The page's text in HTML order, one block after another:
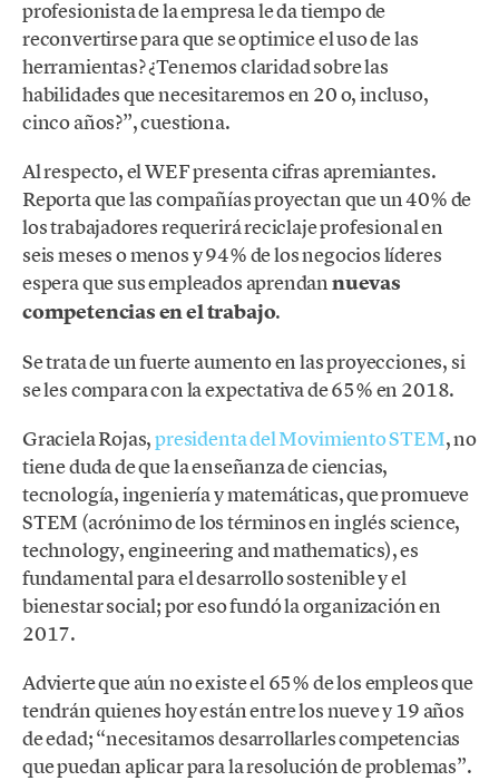
profesionista de la empresa le da tiempo de
reconvertirse para que se optimice el uso de las
herramientas? ¿Tenemos claridad sobre las
habilidades que necesitaremos en 20 o, incluso,
cinco años?”, cuestiona.
Al respecto, el WEF presenta cifras apremiantes.
Reporta que las compañías proyectan que un 40% de
los trabajadores requerirá reciclaje profesional en
seis meses o menos y 94% de los negocios líderes
espera que sus empleados aprendannuevas
competencias en el trabajo.
Se trata de un fuerte aumento en las proyecciones, si
se les compara con la expectativa de 65% en 2018.
Graciela Rojas,presidenta del Movimiento STEM, no
tiene duda de que la enseñanza de ciencias,
tecnología, ingeniería y matemáticas, que promueve
STEM (acrónimo de los términos en inglés science,
technology, engineering and mathematics), es
fundamental para el desarrollo sostenible y el
bienestar social; por eso fundó la organización en
2017.
Advierte que aún no existe el 65% de los empleos que
tendrán quienes hoy están entre los nueve y 19 años
de edad; “necesitamos desarrollarles competencias
que puedan aplicar para la resolución de problemas”.